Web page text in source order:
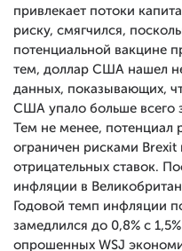
привлекает потоки
риску, смягчился,
потенциальной вакцине
тем, доллар США нашел
данных, показывающих,
США упало больше всего
Тем не менее, потенциал
ограничен рисками Brexit
отрицательных ставок.
инфляции в
Годовой темп инфляции
замедлился до 0,8% с
опрошенных WSJ